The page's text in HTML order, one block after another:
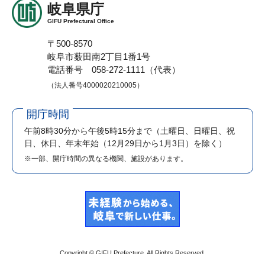
岐阜県庁
GIFU Prefectural Office
〒500-8570
岐阜市薮田南2丁目1番1号
電話番号 058-272-1111（代表）
（法人番号4000020210005）
開庁時間
午前8時30分から午後5時15分まで （土曜日、日曜日、祝
日、休日、年末年始（12月29日から1月3日）を除く）
※一部、開庁時間の異なる機関、施設があります。